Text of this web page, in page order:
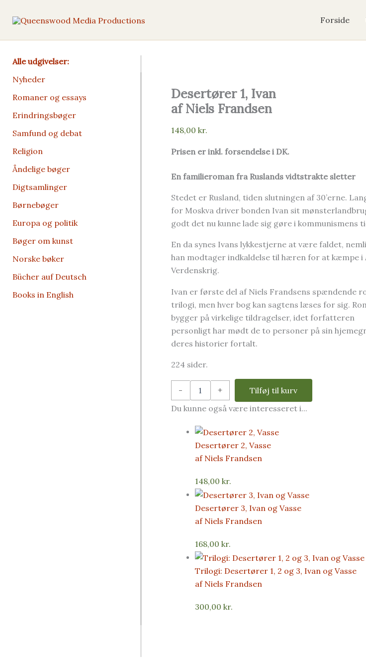
Forside
Alle udgivelser:
Nyheder
Romaner og essays
Erindrings­bøger
Samfund og debat
Religion
Åndelige bøger
Digt­­samlinger
Børne­bøger
Europa og politik
Bøger om kunst
Norske bøker
Bücher auf Deutsch
Books in English
Desertører 1, Ivan
af Niels Frandsen
148,00 kr.
Prisen er inkl. forsendelse i DK.
En familieroman fra Ruslands vidtstrakte sletter
Stedet er Rusland, tiden slutningen af 30’erne.
for Moskva driver bonden Ivan sit
godt det nu kunne lade sig gøre i kommunismens
En da synes Ivans lykkestjerne at være faldet,
han modtager indkaldelse til hæren for at kæmpe i
Verdenskrig.
Ivan er første del af Niels Frandsens spændende
trilogi, men hver bog kan sagtens læses for sig.
bygger på virkelige tildragelser, idet forfatteren
personligt har mødt de to personer på sin
deres historier fortalt.
224 sider.
-
Desertører
Ivan
Frandsen
+
Tilføj til kurv
Du kunne også være interesseret i...
Desertører 2, Vasse
af Niels Frandsen
148,00 kr.
Desertører 3, Ivan og Vasse
af Niels Frandsen
168,00 kr.
Trilogi: Desertører 1, 2 og 3, Ivan og Vasse
af Niels Frandsen
300,00 kr.